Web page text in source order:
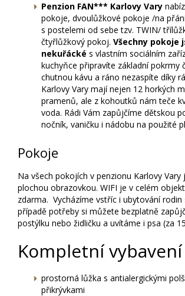
Penzion FAN*** Karlovy Vary
pokoje, dvoulůžkové pokoje /na
s postelemi od sebe tzv. TWIN/
čtyřlůžkový pokoj. Všechny pokoje
nekuřácké s vlastním sociálním
kuchyňce připravíte základní pokrmy
chutnou kávu a ráno nezaspíte díky
Karlovy Vary mají nejen 12 horkých
pramenů, ale z kohoutků nám teče
voda. Rádi Vám zapůjčíme dětskou
nočník, vaničku i nádobu na použité
Pokoje
Na všech pokojích v penzionu Karlovy Vary
plochou obrazovkou. WIFI je v celém
zdarma. Vycházíme vstříc i ubytování rodin
případě potřeby si můžete bezplatně
postýlku nebo židličku a uvítáme i psa (za
Kompletní
prostorná lůžka s antialergickými
přikrývkami